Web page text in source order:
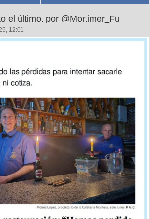
el último, por @Mortimer_Fu
12:01